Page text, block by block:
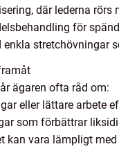
där lederna rörs
för
enkla stretchövningar
ägaren ofta råd om:
eller lättare arbete
som förbättrar
kan vara lämpligt